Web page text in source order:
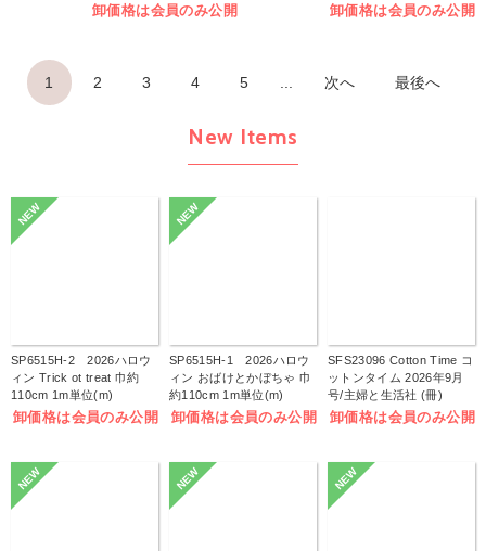
卸価格は会員のみ公開 卸価格は会員のみ公開
1 2 3 4 5 次へ 最後へ
New Items
NEW
SP6515H-2 2026ハロウ
ィン Trick ot treat 巾約
110cm 1m単位(m)
卸価格は会員のみ公開
NEW
SP6515H-1 2026ハロウ
ィン おばけとかぼちゃ 巾
約110cm 1m単位(m)
卸価格は会員のみ公開
SFS23096 Cotton Time コ
ットンタイム 2026年9月
号/主婦と生活社 (冊)
卸価格は会員のみ公開
NEW NEW NEW